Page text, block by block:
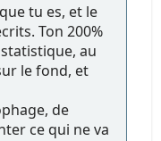
tu es, et le
Ton 200%
au
le fond, et
de
ce qui ne va